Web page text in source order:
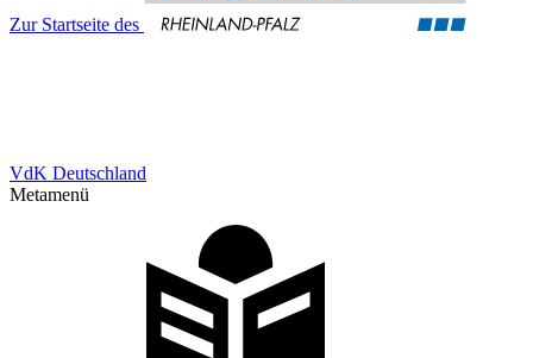
Zur Startseite des
VdK Deutschland
Metamenü